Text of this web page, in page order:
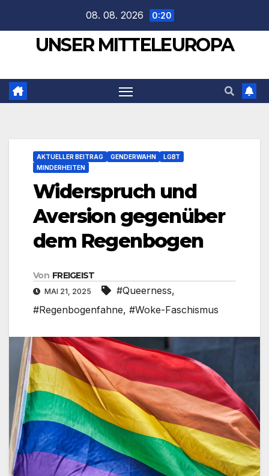
springen
08. 08. 2026 0:20
UNSER MITTELEUROPA
AKTUELLER BEITRAG GENDERWAHN
LGBT
MINDERHEITEN
Widerspruch und
Aversion gegenüber
dem Regenbogen
Von FREIGEIST
MAI 21, 2025 #Queerness,
#Regenbogenfahne, #Woke-Faschismus